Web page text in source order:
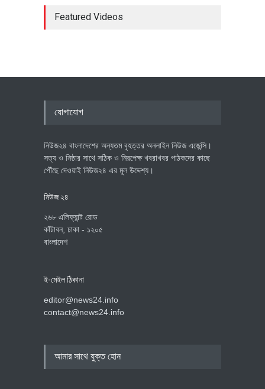
Featured Videos
যোগাযোগ
নিউজ২৪ বাংলাদেশের অন্যতম বৃহত্তর অনলাইন নিউজ এজেন্সি।
সত্য ও নিষ্ঠার সাথে সঠিক ও নিরপেক্ষ খবরাখবর পাঠকদের কাছে
পৌঁছে দেওয়াই নিউজ২৪ এর মূল উদ্দেশ্য।
নিউজ ২৪
২৬৮ এলিফ্যান্ট রোড
কাঁটাবন, ঢাকা - ১২০৫
বাংলাদেশ
ই-মেইল ঠিকানা
editor@news24.info
contact@news24.info
আমার সাথে যুক্ত হোন